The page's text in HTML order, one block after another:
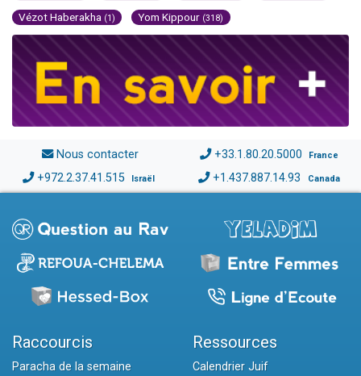
Vézot Haberakha (1) Yom Kippour (318)
Nous contacter +33.1.80.20.5000 France
+972.2.37.41.515 Israël +1.437.887.14.93 Canada
Raccourcis
Paracha de la semaine
Ressources
Calendrier Juif